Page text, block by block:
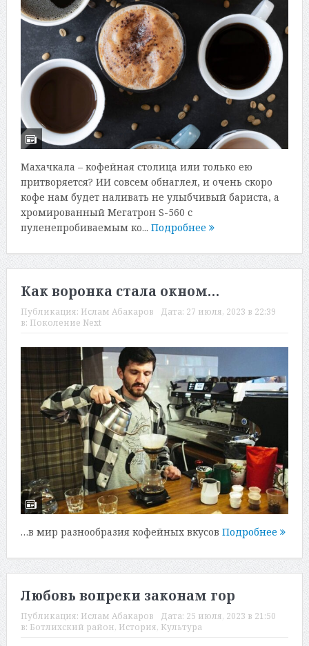
Махачкала – кофейная столица или только ею
притворяется? ИИ совсем обнаглел, и очень скоро
кофе нам будет наливать не улыбчивый бариста, а
хромированный Мегатрон S-560 с
пуленепробиваемым ко... Подробнее
Как воронка стала окном…
Публикация: Ислам Абакаров Дата: 27 июля, 2023 в 22:39
в: Поколение Next
…в мир разнообразия кофейных вкусов Подробнее
Любовь вопреки законам гор
Публикация: Ислам Абакаров Дата: 25 июля, 2023 в 21:50
в: Ботлихский район, История, Культура